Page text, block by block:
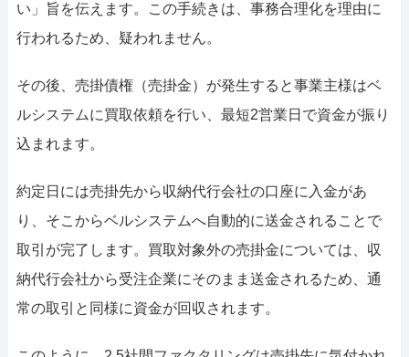
い」旨を伝えます。この手続きは、事務合理化を理由に
行われるため、疑われません。
その後、売掛債権（売掛金）が発生すると事業主様はベ
ルシステムに買取依頼を行い、最短2営業日で資金が振り
込まれます。
約定日には売掛先から収納代行会社の口座に入金があ
り、そこからベルシステムへ自動的に送金されることで
取引が完了します。買取対象外の売掛金については、収
納代行会社から受注企業にそのまま送金されるため、通
常の取引と同様に資金が回収されます。